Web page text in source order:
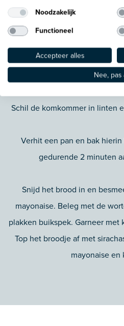
Rasp de limoen en pers deze
toe. Indien nodig op smaak
Vermeng deze
Schil de komkommer in linten
Verhit een pan en bak
gedurende 2 minuten
Snijd het brood in en
mayonaise. Beleg met de
plakken buikspek. Garneer
Top het broodje af met
mayonaise en
Noodzakelijk
Functioneel
Accepteer alles
Nee, pas